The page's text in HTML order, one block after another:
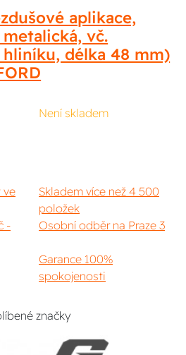
aplikace,
metalická, vč.
délka 48 mm)
Není skladem
ve
Skladem více než 4 500
položek
-
Osobní odběr na Praze 3
Garance 100%
spokojenosti
značky